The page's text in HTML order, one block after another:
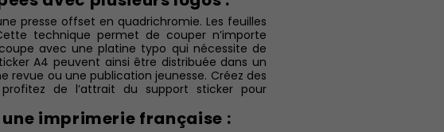
presse offset en quadrichromie. Les feuilles
technique permet de couper n’importe
avec une platine typo qui nécessite de
A4 peuvent ainsi être distribuée dans un
revue ou une publication jeunesse. Créez des
de l’attrait du support sticker pour
imprimerie française :